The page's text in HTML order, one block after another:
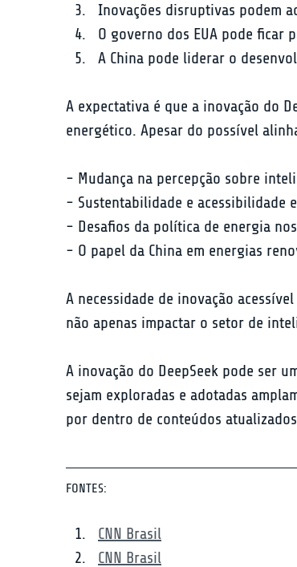
Inovações disruptivas podem
O governo dos EUA pode ficar
A China pode liderar o
A expectativa é que a inovação do
energético. Apesar do possível
- Mudança na percepção sobre
- Sustentabilidade e acessibilidade
- Desafios da política de energia nos
- O papel da China em energias
A necessidade de inovação
não apenas impactar o setor de
A inovação do DeepSeek pode ser
sejam exploradas e adotadas
por dentro de conteúdos
FONTES:
CNN Brasil
CNN Brasil